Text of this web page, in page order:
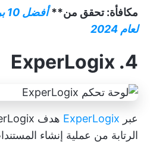
مكافأة: تحقق من**
لعام 2024
4. ExperLogix
عبر ExperLogix
الرتابة من عملية إنشاء